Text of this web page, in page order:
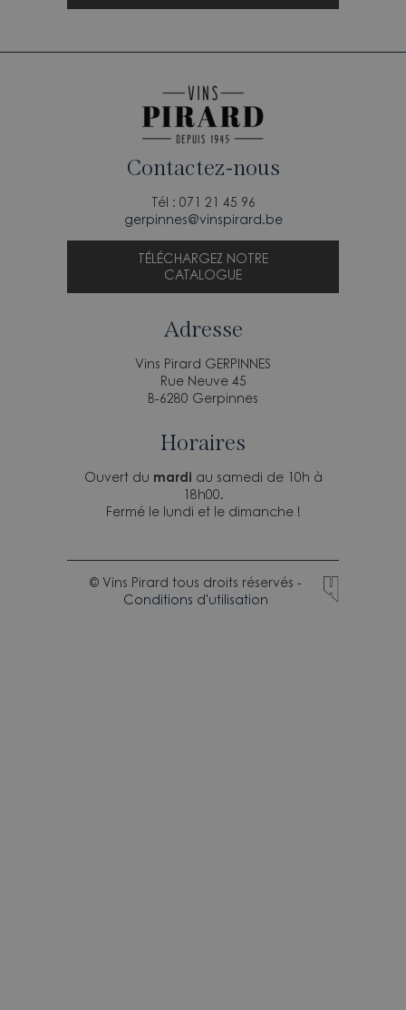
Contactez-nous
Tél : 071 21 45 96
gerpinnes@vinspirard.be
TÉLÉCHARGEZ NOTRE
CATALOGUE
Adresse
Vins Pirard GERPINNES
Rue Neuve 45
B-6280 Gerpinnes
Horaires
Ouvert du mardi au samedi de 10h à
18h00.
Fermé le lundi et le dimanche !
© Vins Pirard tous droits réservés -
Conditions d'utilisation